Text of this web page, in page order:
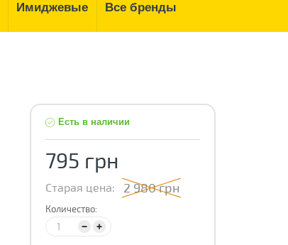
Имиджевые Все бренды
Есть в наличии
795 грн
Старая цена: 2 980 грн
Количество: